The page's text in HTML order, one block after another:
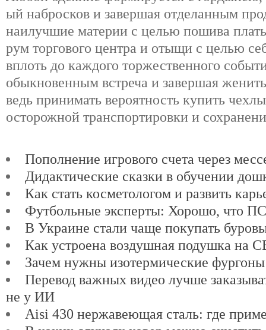
ый набросков и завершая отделанным
наилучшие материи с целью пошива
рум торгового центра и отыщи с целью
вплоть до каждого торжественного
обыкновенным встреча и завершая
ведь принимать вероятность купить
осторожной транспортировки и
Пополнение игрового счета через
Дидактические сказки в обучении
Как стать косметологом и развить
Футбольные эксперты: Хорошо, что
В Украине стали чаще покупать
Как устроена воздушная подушка на
Зачем нужны изотермические фургоны
Перевод важных видео лучше
не у ИИ
Aisi 430 нержавеющая сталь: где